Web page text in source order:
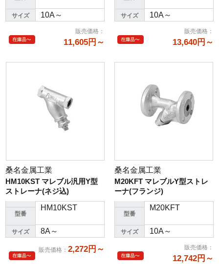
サイズ 10A～
販売価格 ：
11,605円～
サイズ 10A～
販売価格 ：
13,640円～
桑名金属工業
HM10KST マレブル汎用Y型
ストレーナ(ネジ込)
型番
HM10KST
サイズ 8A～
販売価格 ： 2,272円～
桑名金属工業
M20KFT マレブルY型ストレ
ーナ(フランジ)
型番
M20KFT
サイズ 10A～
販売価格 ：
12,742円～